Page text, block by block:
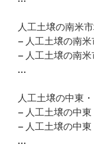
人工土壌の南米
– 人工土壌の南
– 人工土壌の南
…
人工土壌の中東
– 人工土壌の中
– 人工土壌の中
…